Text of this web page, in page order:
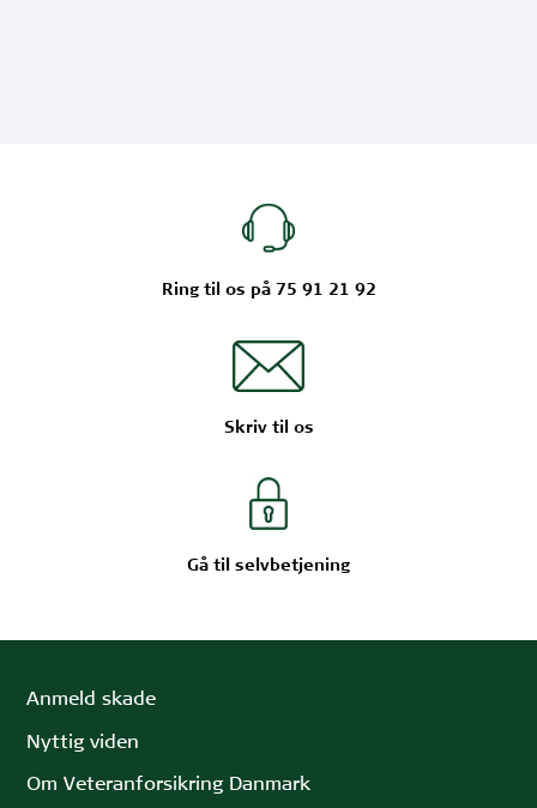
Ring til os på 75 91 21 92
Skriv til os
Gå til selvbetjening
Anmeld skade
Nyttig viden
Om Veteranforsikring Danmark